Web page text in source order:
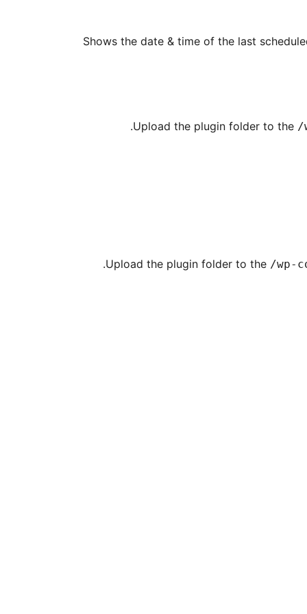
Shows the date & time of the last
Upload the plugin folder to the /
Upload the plugin folder to the /wp-